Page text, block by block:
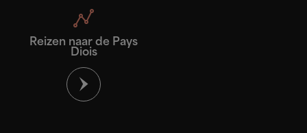
Reizen naar de Pays
Diois